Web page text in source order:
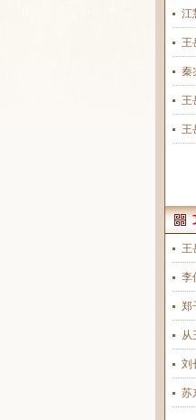
江
王
秦
王
王
王
李
郑
从
刘
苏